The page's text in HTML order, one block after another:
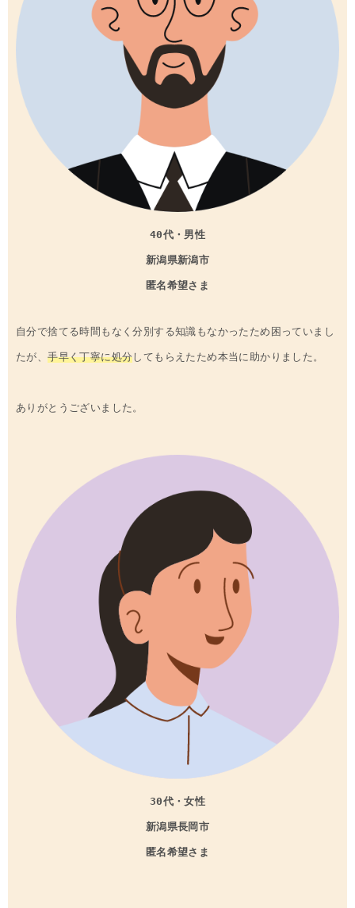
40代・男性
新潟県新潟市
匿名希望さま
自分で捨てる時間もなく分別する知識もなかったため困っていまし
たが、手早く丁寧に処分してもらえたため本当に助かりました。
ありがとうございました。
30代・女性
新潟県長岡 市
匿名希望さま